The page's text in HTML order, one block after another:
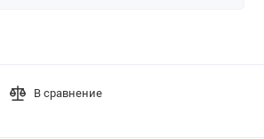
В сравнение